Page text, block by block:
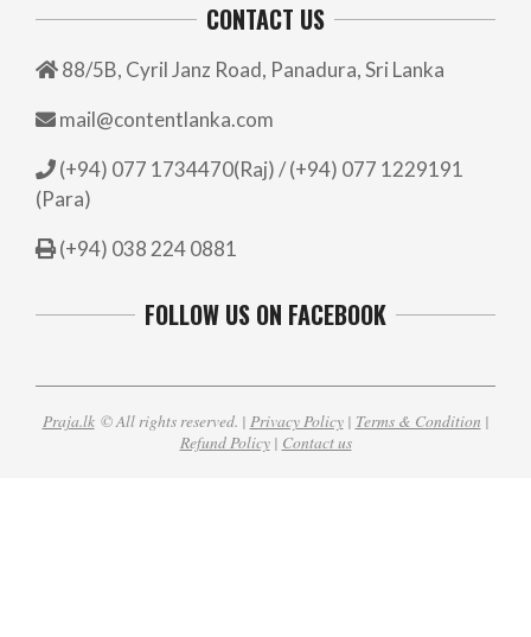
CONTACT US
88/5B, Cyril Janz Road, Panadura, Sri Lanka
mail@contentlanka.com
(+94) 077 1734470(Raj) / (+94) 077 1229191
(Para)
(+94) 038 224 0881
FOLLOW US ON FACEBOOK
Praja.lk© All rights reserved. | Privacy Policy| Terms & Condition |
Refund Policy| Contact us